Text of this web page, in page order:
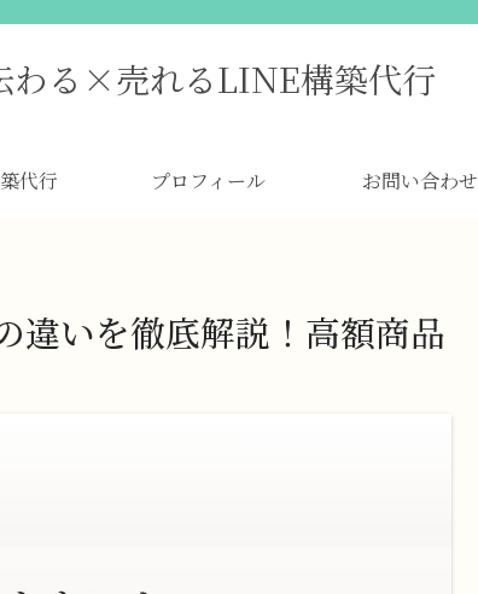
わる×売れるLINE構築代行
代行 プロフィール お問い合わせ
違いを徹底解説！高額商品